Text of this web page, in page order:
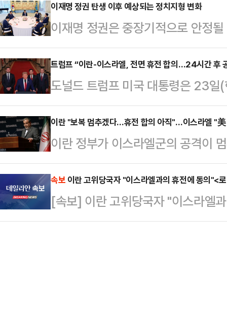
의미가 담겼다. 미래통합당은 21대
급 참패라는 기록을 남겼다.쇄신을
구태와 패배 이미지를 벗어나지 못
생'을 지향하며 당명을 변경했다.
는 있었지만, 정작 이를 실천할 내
의 …
이재명 정권 탄생 이후 예상되는 정치지형 변화
이재명 정권은 중장기적으로 안정
하고 있고 시간이 지나면서 사법부
권의 주된 지지기반은 수도권의
실질적인 중추 세력이기도 하다.민
2010년대 중반부터 대체로 중노년
이 열리고 있다. 실제로 6.3 대선
범한 비토 여론에도 불구하고 50%
이는 거의 과반에 …
트럼프 “이란-이스라엘, 전면 휴전 합의…24시간 후
도널드 트럼프 미국 대통령은 23
행해온 무력충돌과 관련, 양국이 ‘
혔다.트럼프 대통령은 이날 사회관
스라엘과 이란 사이에 완전하고 전
이뤄졌다”고 썼다.트럼프 대통령
서 양측이 현재 진행중인 작전을 종
이라고 밝혔다.이란이 먼저 휴전을
에 이스라엘이 12…
이란 "보복 멈추겠다…휴전 합의 아직"…이스라엘 "
이란 정부가 이스라엘군의 공격이
아직”이라고 밝혔다.로이터통신에
24일(현지시간) “이스라엘이 약속
리도 이후 대응하지 않겠다”며 “다
중단에 합의하지 않았다. 최종 결정
속보 이란 고위당국자 "이스라엘과의 휴전에 동의"<
[속보] 이란 고위당국자 "이스라엘